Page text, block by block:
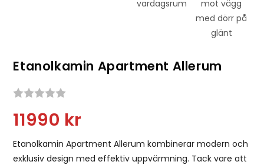
Etanolkamin Apartment Allerum
11990 kr
Etanolkamin Apartment Allerum kombinerar modern och
exklusiv design med effektiv uppvärmning. Tack vare att